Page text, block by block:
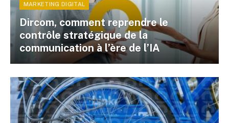
MARKETING DIGITAL
Dircom, comment reprendre le
contrôle stratégique de la
communication à l’ère de l’IA